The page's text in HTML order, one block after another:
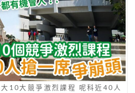
10大競爭激烈課程 呢科近40人